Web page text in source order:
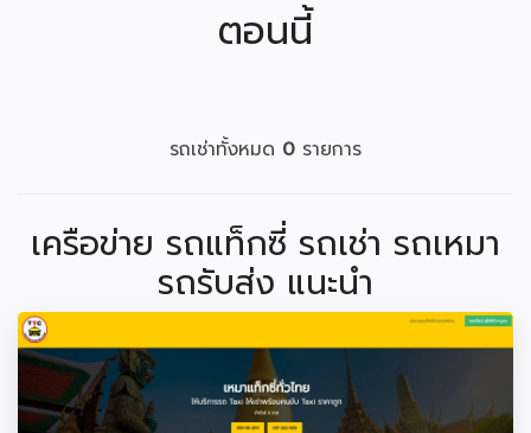
ตอนนี้
รถเช่าทั้งหมด 0 รายการ
เครือข่าย รถแท็กซี่ รถเช่า รถเหมา
รถรับส่ง แนะนำ